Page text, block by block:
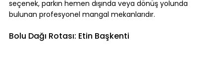
seçenek, parkın hemen dışında veya dönüş yolunda
bulunan profesyonel mangal mekanlarıdır.
Bolu Dağı Rotası: Etin Başkenti